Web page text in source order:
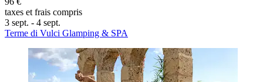
taxes et frais compris
3 sept. - 4 sept.
Terme di Vulci Glamping & SPA